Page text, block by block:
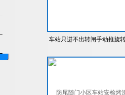
车站只进不出转闸手动推旋